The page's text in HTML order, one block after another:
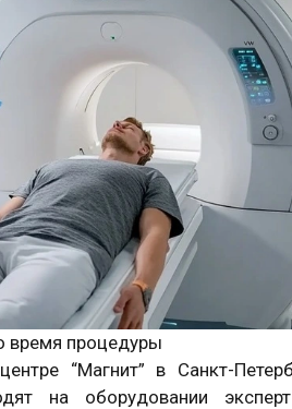
время процедуры
“Магнит” в Санкт-
на оборудовании